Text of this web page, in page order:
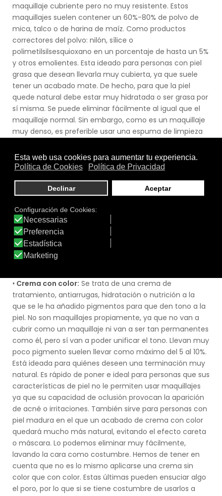
maquillaje cubriente pero no muy resistente. Estos
maquillajes suelen contener un 60%-80% de polvo de
mica, talco o de harina de maíz. Como productos
correctores del polvo: nilón, sílice o
polimetilsilsesquioxano en un porcentaje de hasta un 5%
y otros emolientes. Esta ideado para personas con piel
grasa que desean llevarla muy cubierta, ya que suele
tener un acabado mate. De hecho, para que la piel
quede natural debe estar muy hidratada o ser grasa por
sí misma. Se puede eliminar fácilmente al igual que el
maquillaje normal. Sin embargo, como es un maquillaje
muy denso, es preferible usar una espuma de limpieza
tónico. Lo podemos encontrar en polvo con aplicador
como si se tratara de un compacto, pero también los
Estos compactos al contacto con el aire y la piel se
tratara de un verdadero maquillaje. Lo más habitual es
usar el mismo aplicador que lleva: las esponjas de
espuma, microfibra o terciopelo son los más habituales.
Siempre se deben emplear con la piel bien hidratada y
aplicarlo presionando ligeramente en la piel, sin
• Crema con color: Se trata de una crema de
tratamiento, antiarrugas, hidratación o nutrición a la
que se le ha añadido pigmentos para que den tono a la
piel. No son maquillajes propiamente, ya que no van a
cubrir como un maquillaje ni van a ser tan permanentes
como él, pero sí van a poder unificar el tono. Llevan muy
poco pigmento suelen llevar como máximo del 5 al 10%.
Está ideada para quiénes deseen una terminación muy
natural. Es rápido de poner e ideal para personas que sus
características de piel no le permiten usar maquillajes
ya que su capacidad de oclusión provocan la aparición
de acné o irritaciones. También sirve para personas con
piel madura en el que un acabado de crema con color
quedará mucho más natural, evitando el efecto careta
o máscara. Lo podemos eliminar muy fácilmente,
lavando la cara como costumbre. Hemos de tener en
cuenta que no es lo mismo aplicarse una crema sin
color que con color. Estas últimas pueden ensuciar algo
el poro, por lo que si se tiene costumbre de usarlos a